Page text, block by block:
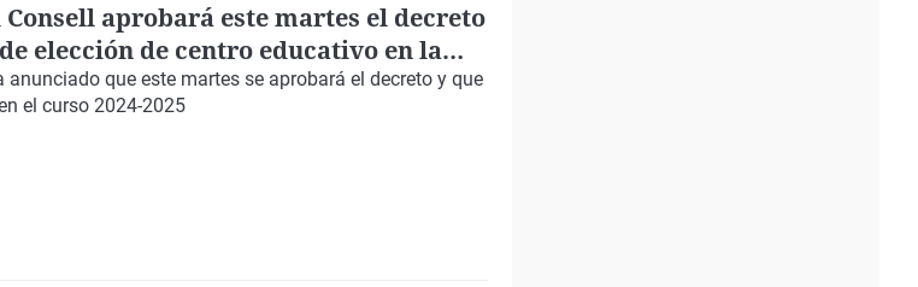
Consell aprobará este martes el decreto
elección de centro educativo en la
anunciado que este martes se aprobará el decreto y que
el curso 2024-2025